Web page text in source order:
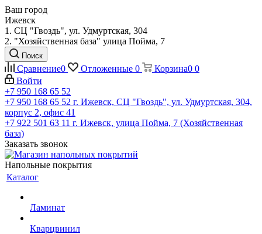
Ваш город
Ижевск
1. СЦ "Гвоздь", ул. Удмуртская, 304
2. "Хозяйственная база" улица Пойма, 7
Поиск
Сравнение0 Отложенные 0 Корзина0 0
Войти
+7 950 168 65 52
+7 950 168 65 52 г. Ижевск, СЦ "Гвоздь", ул. Удмуртская, 304,
корпус 2, офис 41
+7 922 501 63 11 г. Ижевск, улица Пойма, 7 (Хозяйственная
база)
Заказать звонок
Напольные покрытия
Каталог
Ламинат
Кварцвинил